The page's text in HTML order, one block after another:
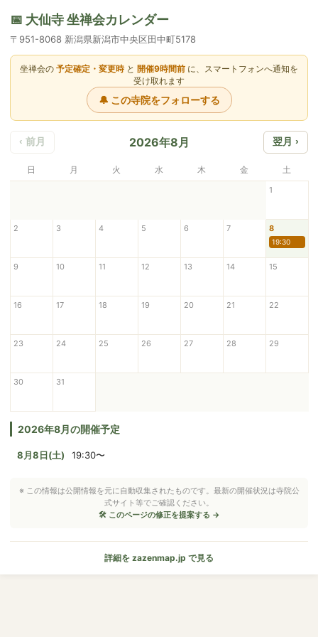
📅 大仙寺 坐禅会カレンダー
〒951-8068 新潟県新潟市中央区田中町5178
坐禅会の 予定確定・変更時と 開催9時間前 に、スマートフォンへ通知を
受け取れます
🔔 この寺院をフォローする
‹ 前月 2026年8月 翌月 ›
日 月 火 水 木 金 土
1
2 3 4 5 6 7 8
19:30
9 10 11 12 13 14 15
16 17 18 19 20 21 22
23 24 25 26 27 28 29
30 31
2026年8月の開催予定
8月8日(土) 19:30〜
※ この情報は公開情報を元に自動収集されたものです。最新の開催状況は寺院公
式サイト等でご確認ください。
🛠 このページの修正を提案する →
詳細を zazenmap.jp で見る